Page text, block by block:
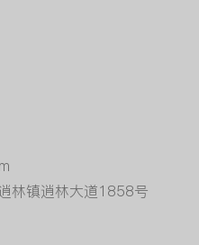
林镇逍林大道1858号